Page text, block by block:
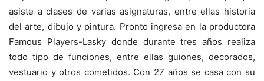
asiste a clases de varias asignaturas, entre ellas historia
del arte, dibujo y pintura. Pronto ingresa en la productora
Famous Players-Lasky donde durante tres años realiza
todo tipo de funciones, entre ellas guiones, decorados,
vestuario y otros cometidos. Con 27 años se casa con su